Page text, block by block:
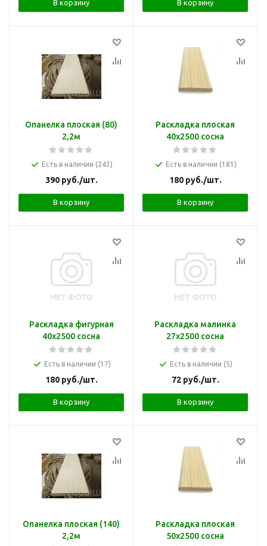
В корзину В корзину
Опанелка плоская (80)
2,2м
Есть в наличии (243)
390руб./шт.
В корзину
Раскладка плоская
40х2500 сосна
Есть в наличии (181)
180руб./шт.
В корзину
Раскладка фигурная
40х2500 сосна
Есть в наличии (17)
180руб./шт.
В корзину
Раскладка малинка
27х2500 сосна
Есть в наличии (5)
72руб./шт.
В корзину
Опанелка плоская (140)
2,2м
Раскладка плоская
50х2500 сосна